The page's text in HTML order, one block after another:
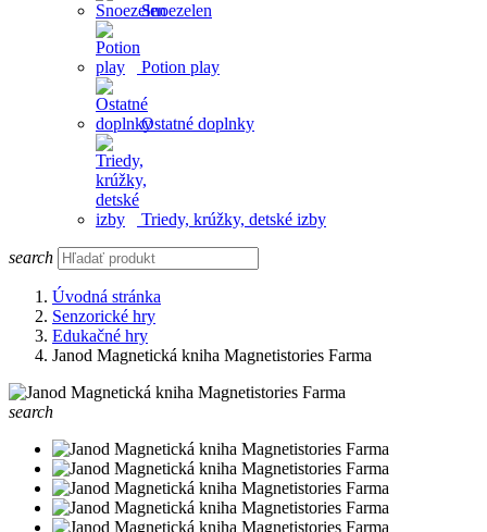
Snoezelen
Potion play
Ostatné doplnky
Triedy, krúžky, detské izby
search
Úvodná stránka
Senzorické hry
Edukačné hry
Janod Magnetická kniha Magnetistories Farma
search